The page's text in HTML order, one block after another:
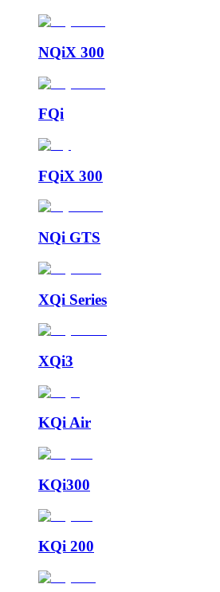
NQiX 300
FQi
FQiX 300
NQi GTS
XQi Series
XQi3
KQi Air
KQi300
KQi 200